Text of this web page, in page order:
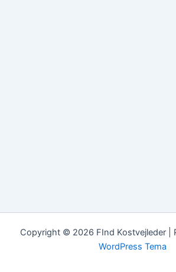
Copyright © 2026 FInd Kostvejleder |
WordPress Tema